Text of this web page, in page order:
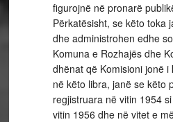
figurojnë në pronarë
Përkatësisht, se këto toka
dhe administrohen edhe
Komuna e Rozhajës dhe
dhënat që Komisioni jonë
në këto libra, janë se këto
regjistruara në vitin 1954
vitin 1956 dhe në vitet e